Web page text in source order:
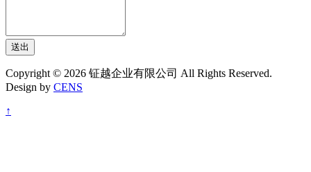
送出
Copyright © 2026 钲越企业有限公司 All Rights Reserved.
Design by CENS
↑